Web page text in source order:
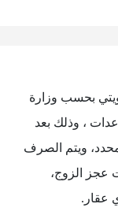
بحسب وزارة
المساعدات ، وذلك بعد
ويتم الصرف
عجز الزوج،
عقار.